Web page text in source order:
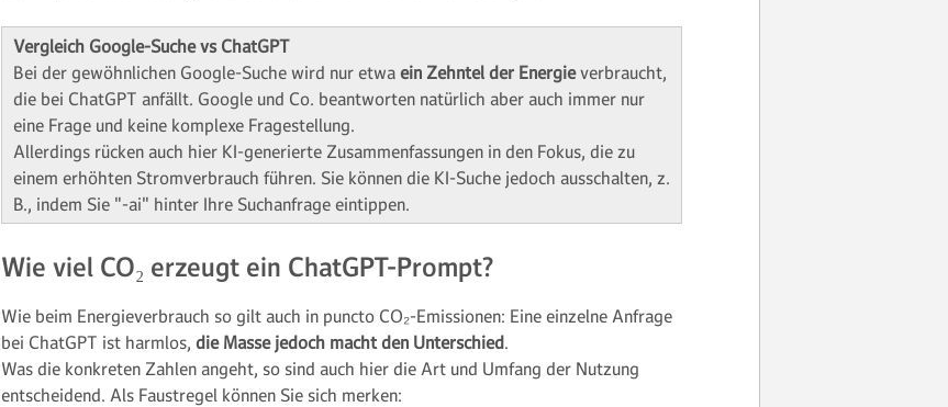
Vergleich Google-Suche vs ChatGPT
Bei der gewöhnlichen Google-Suche wird nur etwa ein Zehntel der Energieverbraucht,
die bei ChatGPT anfällt. Google und Co. beantworten natürlich aber auch immer nur
eine Frage und keine komplexe Fragestellung.
Allerdings rücken auch hier KI-generierte Zusammenfassungen in den Fokus, die zu
einem erhöhten Stromverbrauch führen. Sie können die KI-Suche jedoch ausschalten, z.
B., indem Sie "-ai" hinter Ihre Suchanfrage eintippen.
Wie viel CO₂ erzeugt ein ChatGPT-Prompt?
Wie beim Energieverbrauch so gilt auch in puncto CO₂-Emissionen: Eine einzelne Anfrage
bei ChatGPT ist harmlos, die Masse jedoch macht den Unterschied.
Was die konkreten Zahlen angeht, so sind auch hier die Art und Umfang der Nutzung
entscheidend. Als Faustregel können Sie sich merken: